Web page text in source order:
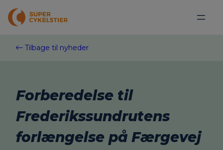
indhold
Tilbage til nyheder
Forberedelse til
Frederikssundrutens
forlængelse på Færgevej